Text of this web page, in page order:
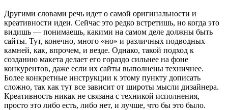
Другими словами речь идет о самой оригинальности и
креативности идеи. Сейчас это редко встретишь, но когда это
видишь — понимаешь, какими на самом деле должны быть
сайты. Тут, конечно, много «но» и различных подводных
камней, как, впрочем, и везде. Однако, такой подход к
созданию макета делает его гораздо сильнее на фоне
конкурентов, даже если их сайты выполнены техничнее.
Более конкретные инструкции к этому пункту дописать
сложно, так как тут все зависит от широты мысли дизайнера.
Креативность никак не связана с техникой исполнения,
просто это либо есть, либо нет, и лучше, что бы это было.